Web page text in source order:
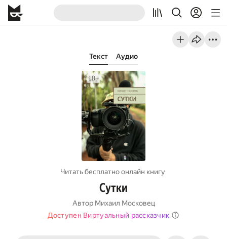
Текст Аудио
Читать бесплатно онлайн книгу
Сутки
Автор Михаил Московец
Доступен Виртуальный рассказчик